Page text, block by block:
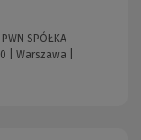
SPÓŁKA
| Warszawa |